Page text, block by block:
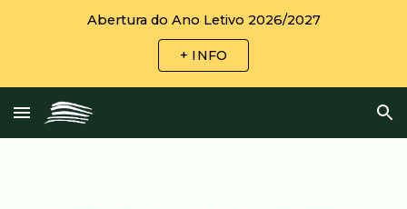
Abertura do Ano Letivo 2026/2027
+ INFO